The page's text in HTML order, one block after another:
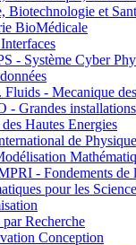
et
BioMédicale
- Système Cyber
- Mecanique
installations
Hautes Energies
de
- Fondements de
pour les
Recherche
Conception